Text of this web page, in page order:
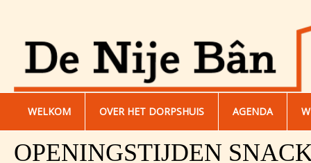
WELKOM OVER HET DORPSHUIS AGENDA
OPENINGSTIJDEN